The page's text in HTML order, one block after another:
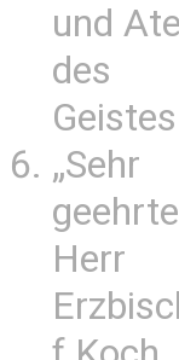
und
des
Geistes
„Sehr
Herr